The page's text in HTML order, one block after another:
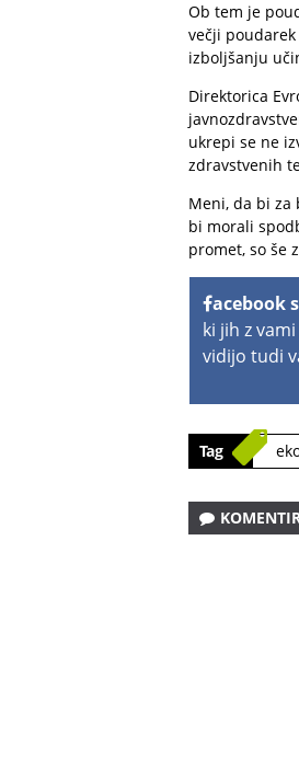
Ob tem je
večji
izboljšanju
Direktorica
ukrepi se ne
zdravstvenih
Meni, da bi
bi morali
promet, so še
acebook
ki jih z
vidijo tudi
Tag